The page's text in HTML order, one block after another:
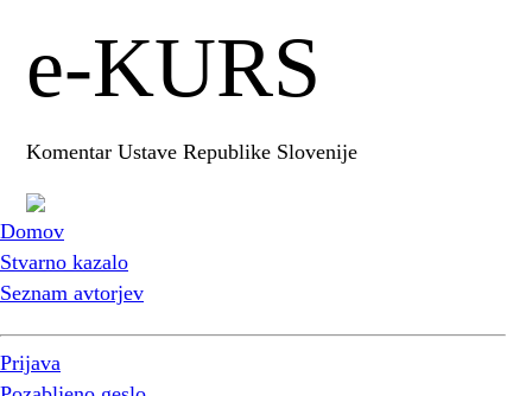
e-KURS
Komentar Ustave Republike Slovenije
Domov
Stvarno kazalo
Seznam avtorjev
Prijava